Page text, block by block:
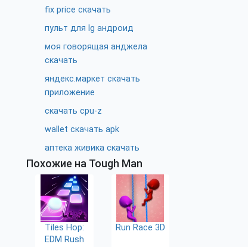
fix price скачать
пульт для lg андроид
моя говорящая анджела
скачать
яндекс.маркет скачать
приложение
скачать cpu-z
wallet скачать apk
аптека живика скачать
Похожие на Tough Man
Tiles Hop:
EDM Rush
Run Race 3D